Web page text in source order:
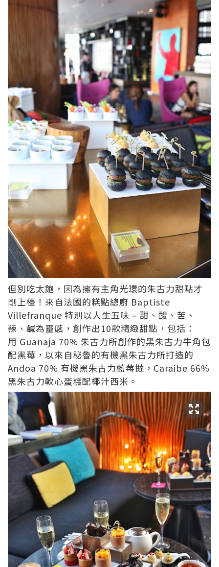
但別吃太飽，因為擁有主角光環的朱古力甜點才
剛上檯！ 來自法國的糕點總廚 Baptiste
Villefranque 特別以人生五味 – 甜、酸、苦、
辣、鹹為靈感，創作出10款精緻甜點，包括：
用 Guanaja 70% 朱古力所創作的黑朱古力牛角包
配黑莓，以來自秘魯的有機黑朱古力所打造的
Andoa 70% 有機黑朱古力藍莓撻， Caraibe 66%
黑朱古力軟心蛋糕配椰汁西米。